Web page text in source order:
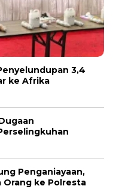
3,4
ke Afrika
Penganiayaan,
Orang ke Polresta